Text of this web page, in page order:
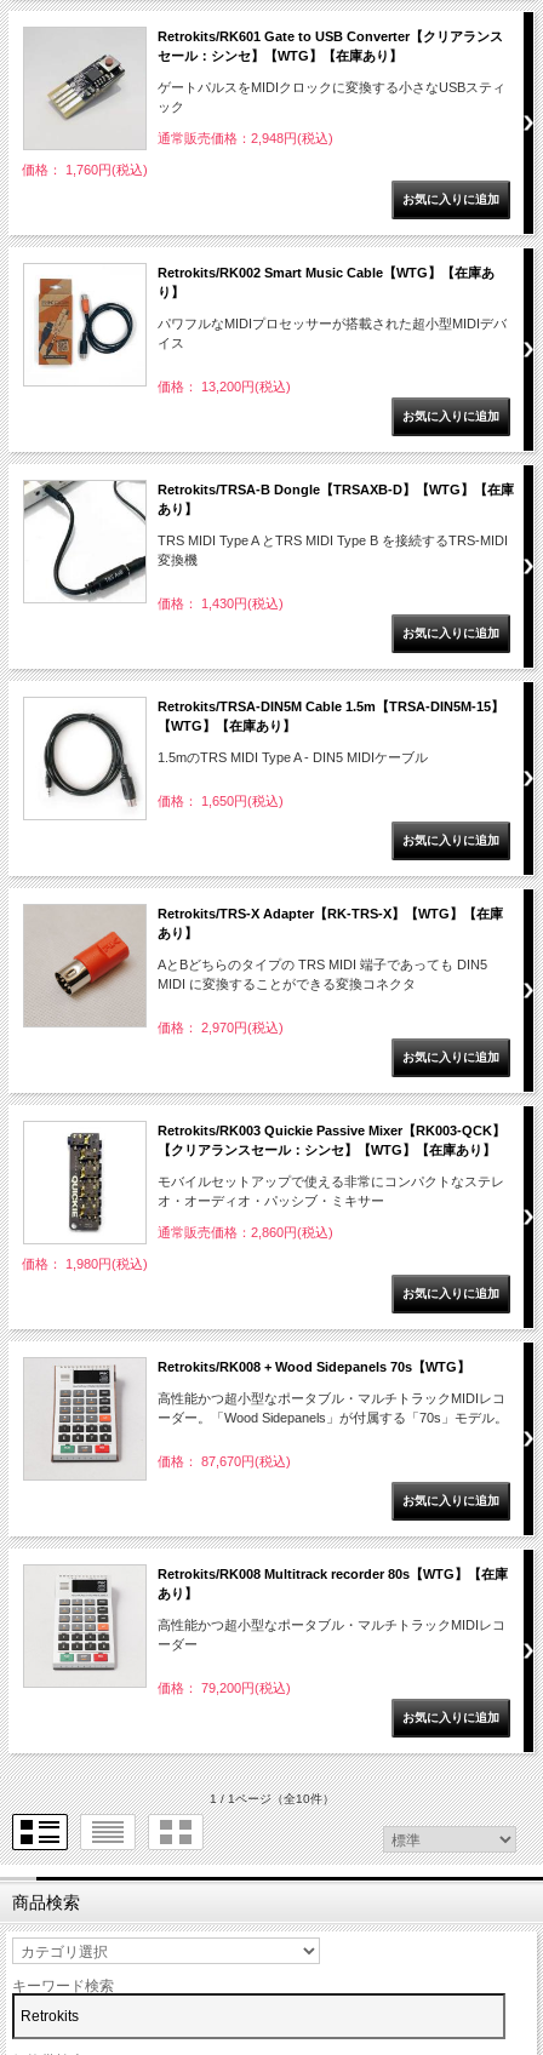
Retrokits/RK601 Gate to USB Converter【クリアランス
セール：シンセ】【WTG】【在庫あり】
ゲートパルスをMIDIクロックに変換する小さなUSBスティ
ック
通常販売価格：2,948円(税込)
価格： 1,760円(税込)
Retrokits/RK002 Smart Music Cable【WTG】【在庫あ
り】
パワフルなMIDIプロセッサーが搭載された超小型MIDIデバ
イス
価格： 13,200円(税込)
Retrokits/TRSA-B Dongle【TRSAXB-D】【WTG】【在庫
あり】
TRS MIDI Type A とTRS MIDI Type B を接続するTRS-MIDI
変換機
価格： 1,430円(税込)
Retrokits/TRSA-DIN5M Cable 1.5m【TRSA-DIN5M-15】
【WTG】【在庫あり】
1.5mのTRS MIDI Type A - DIN5 MIDIケーブル
価格： 1,650円(税込)
Retrokits/TRS-X Adapter【RK-TRS-X】【WTG】【在庫
あり】
AとBどちらのタイプの TRS MIDI 端子であっても DIN5
MIDI に変換することができる変換コネクタ
価格： 2,970円(税込)
Retrokits/RK003 Quickie Passive Mixer【RK003-QCK】
【クリアランスセール：シンセ】【WTG】【在庫あり】
モバイルセットアップで使える非常にコンパクトなステレ
オ・オーディオ・パッシブ・ミキサー
通常販売価格：2,860円(税込)
価格： 1,980円(税込)
Retrokits/RK008 + Wood Sidepanels 70s【WTG】
高性能かつ超小型なポータブル・マルチトラックMIDIレコ
ーダー。「Wood Sidepanels」が付属する「70s」モデル。
価格： 87,670円(税込)
Retrokits/RK008 Multitrack recorder 80s【WTG】【在庫
あり】
高性能かつ超小型なポータブル・マルチトラックMIDIレコ
ーダー
価格： 79,200円(税込)
1 / 1ページ（全10件）
商品検索
キーワード検索